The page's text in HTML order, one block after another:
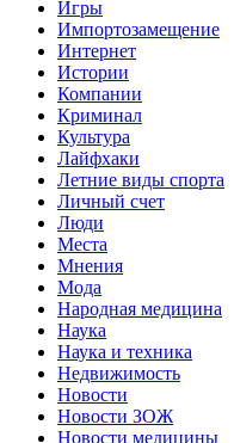
Игры
Импортозамещение
Интернет
Истории
Компании
Криминал
Культура
Лайфхаки
Летние виды спорта
Личный счет
Люди
Места
Мнения
Мода
Народная медицина
Наука
Наука и техника
Недвижимость
Новости
Новости ЗОЖ
Новости медицины